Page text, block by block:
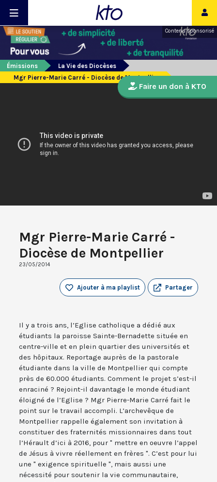
Contenu sponsorisé
Émissions
La Vie des Diocèses
Mgr Pierre-Marie Carré - Diocèse de Montpellier
Mgr Pierre-Marie Carré -
Diocèse de Montpellier
23/05/2014
Partager
Ajouter à ma playlist
Il y a trois ans, l’Eglise catholique a dédié aux
étudiants la paroisse Sainte-Bernadette située en
centre-ville et en plein quartier des universités et
des hôpitaux. Reportage auprès de la pastorale
étudiante dans la ville de Montpellier qui compte
près de 60.000 étudiants. Comment le projet s’est-il
enraciné ? Rejoint-il davantage le monde étudiant
éloigné de l’Eglise ? Mgr Pierre-Marie Carré fait le
point sur le travail accompli. L’archevêque de
Montpellier rappelle également son invitation à
constituer des fraternités missionnaires dans tout
l’Hérault d’ici à 2016, pour " mettre en oeuvre l’appel
de Jésus à vivre réellement en frères ". C’est pour lui
une " exigence spirituelle ", mais aussi une
nécessité pour soutenir la vie communautaire,
Faire un don à KTO